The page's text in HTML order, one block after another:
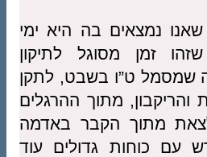
נמצאים בה היא ימי
זמן מסוגל לתיקון
שמסמל ט”ו בשבט, לתקן
והריקבון, מתוך ההרגלים
מתוך הקבר באדמה
עם כוחות גדולים עוד